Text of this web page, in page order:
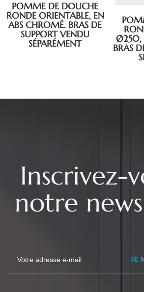
POMME DE DOUCHE
RONDE ORIENTABLE, EN
ABS CHROMÉ. BRAS DE
SUPPORT VENDU
SÉPARÉMENT
Ø250,
BRAS
Inscrivez-
notre
JE